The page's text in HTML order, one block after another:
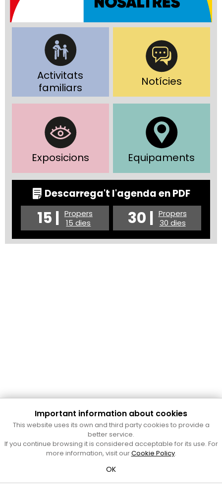
Activitats
familiars
Notícies
Exposicions Equipaments
Descarrega't l'agenda en PDF
15 | Propers
15 dies
30 | Propers
30 dies
Cultura Mataró
Ajuntament de Mataró
C. de Sant Josep, 9 (Mataró, 08302)
Horari d'obertura: dilluns, dimecres i divendres de 10 a 13 h.
al telèfon al 93 758 23 61
Bústia ciutadana
Important information about cookies
This website uses its own and third party cookies to provide a
better service.
If you continue browsing it is considered acceptable for its use. For
more information, visit ourCookie Policy.
OK